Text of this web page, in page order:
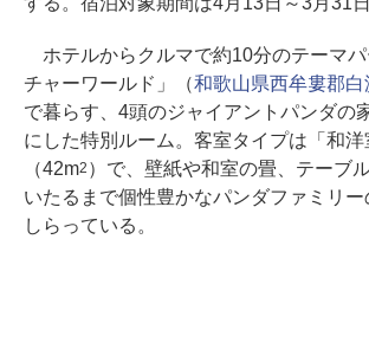
ホテルからクルマで約10分のテーマ
チャーワールド」（和歌山県西牟婁郡
で暮らす、4頭のジャイアントパンダの
にした特別ルーム。客室タイプは「和洋
（42m2 ）で、壁紙や和室の畳、テーブ
いたるまで個性豊かなパンダファミリ
しらっている。